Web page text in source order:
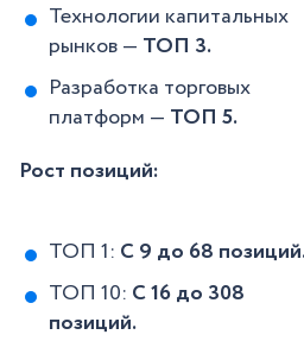
Технологии капитальных
рынков — ТОП 3.
Разработка торговых
платформ — ТОП 5.
Рост позиций:
ТОП 1: С 9 до 68
ТОП 10: С 16 до 308
позиций.